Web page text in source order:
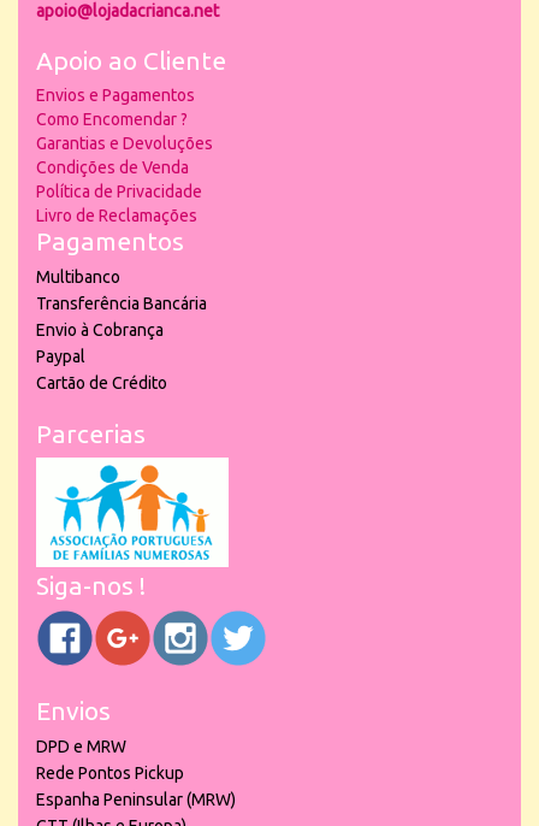
apoio@lojadacrianca.net
Apoio ao Cliente
Envios e Pagamentos
Como Encomendar ?
Garantias e Devoluções
Condições de Venda
Política de Privacidade
Livro de Reclamações
Pagamentos
Multibanco
Transferência Bancária
Envio à Cobrança
Paypal
Cartão de Crédito
Parcerias
Siga-nos !
Envios
DPD e MRW
Rede Pontos Pickup
Espanha Peninsular (MRW)